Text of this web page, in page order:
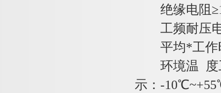
绝缘电阻
工频耐压电
平均*工作
环境温 度工
示：-